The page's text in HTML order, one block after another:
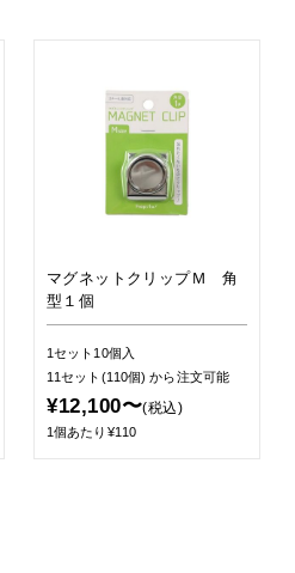
マグネットクリップＭ 角
型１個
1セット10個入
11セット(110個)から注文可能
¥12,100〜(税込)
1個あたり¥110